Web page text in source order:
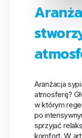
Aranżacja
atmosferę?
w którym
po
sprzyjać
komfort. W